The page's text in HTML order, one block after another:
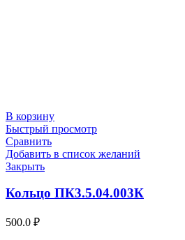
В корзину
Быстрый просмотр
Сравнить
Добавить в список желаний
Закрыть
Кольцо ПК3.5.04.003К
500.0 ₽